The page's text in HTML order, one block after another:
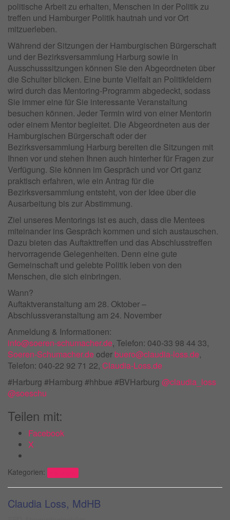
politische Arbeit zu erhalten, Menschen in der Politik zu
treffen und Hamburger Politik hautnah und vor Ort
mitzuerleben.
Während der Sitzungen der Hamburgischen Bürgerschaft
und der Bezirksversammlung Harburg sowie in
Ausschusssitzungen können Sie den Abgeordneten über
die Schulter blicken. Eine bunte Vielfalt an Politikfeldern
wird durch das Mentoring-Programm abgedeckt, sodass
Sie immer eine für Sie interessante Veranstaltung
besuchen können. Jeder Termin wird von einer Mentorin
oder einem Mentor begleitet. Die Abgeordneten aus der
Hamburgischen Bürgerschaft oder der
Bezirksversammlung Harburg bereiten die Sitzungen mit
Ihnen vor und stehen Ihnen auch hinterher für Fragen zur
Verfügung. Sie können im Gespräch und vor Ort ganz
praktisch erfahren, wie ein Antrag für die
Bezirksversammlung entsteht, von der Idee über die
Ausarbeitung bis zur Abstimmung.
Ziel unseres Mentorings ist es auch, dass die Mentees
miteinander ins Gespräch kommen und sich austauschen.
Dazu bieten das Auftakttreffen und das Abschlusstreffen
hervorragende Gelegenheiten. Denn eine gute
Gemeinschaft und gelebte Politik leben von den
Menschen, die sich einbringen.
Wann?
Auftaktveranstaltung am 28. Oktober –
Abschlussveranstaltung am 24. November
Anmeldung & Informationen:
info@soeren-schumacher.de, Telefon: 040-33 98 44 33,
Soeren-Schumacher.de oder buero@claudia-loss.de,
Telefon: 040-22 92 71 22, Claudia-Loss.de
#Harburg #Hamburg #hhbue #BVHarburg @claudia_loss
@soeschu
Teilen mit:
Facebook
X
Kategorien:
Claudia Loss, MdHB